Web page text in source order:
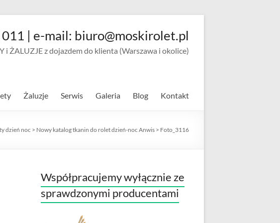
| e-mail: biuro@moskirolet.pl
i ŻALUZJE z dojazdem do klienta (Warszawa i okolice)
Żaluzje Serwis Galeria Blog Kontakt
dzień noc > Nowy katalog tkanin do rolet dzień-noc Anwis > Foto_3116
Współpracujemy wyłącznie ze
sprawdzonymi producentami